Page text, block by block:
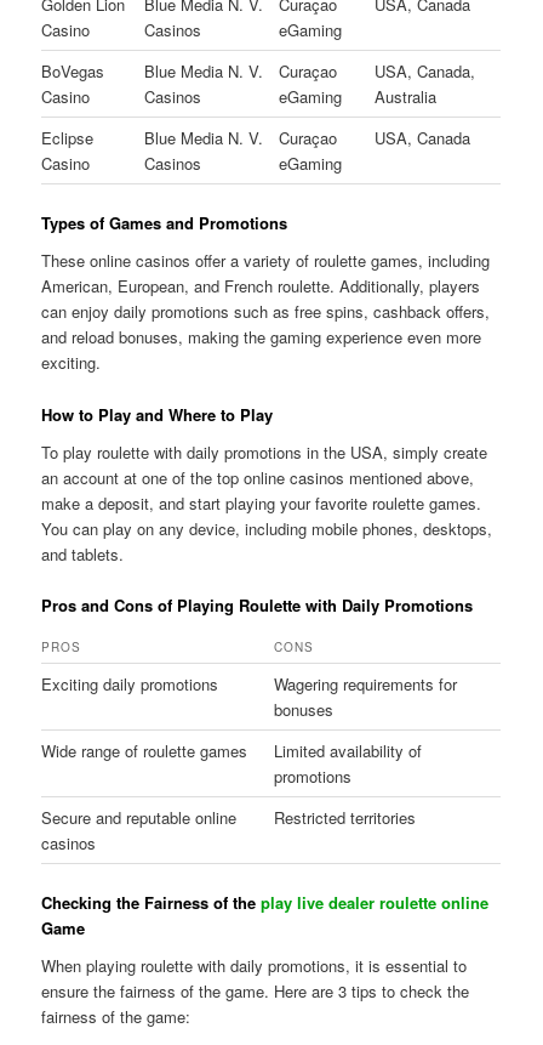
Casino
Casinos
eGaming
BoVegas
Casino
Blue Media N. V.
Casinos
Curaçao
eGaming
USA, Canada,
Australia
Eclipse
Casino
Blue Media N. V.
Casinos
Curaçao
eGaming
USA, Canada
Types of Games and Promotions
These online casinos offer a variety of roulette games, including
American, European, and French roulette. Additionally, players
can enjoy daily promotions such as free spins, cashback offers,
and reload bonuses, making the gaming experience even more
exciting.
How to Play and Where to Play
To play roulette with daily promotions in the USA, simply create
an account at one of the top online casinos mentioned above,
make a deposit, and start playing your favorite roulette games.
You can play on any device, including mobile phones, desktops,
and tablets.
Pros and Cons of Playing Roulette with Daily Promotions
PROS CONS
Exciting daily promotions
Wagering requirements for
bonuses
Wide range of roulette games
Limited availability of
promotions
Secure and reputable online
casinos
Restricted territories
Checking the Fairness of theplay live dealer roulette online
Game
When playing roulette with daily promotions, it is essential to
ensure the fairness of the game. Here are 3 tips to check the
fairness of the game: